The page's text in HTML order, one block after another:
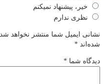
خیر، پیشنهاد نمیکنم
نظری ندارم
نشانی ایمیل شما منتشر نخواهد شد.
شده‌اند *
دیدگاه شما *